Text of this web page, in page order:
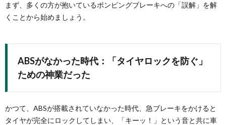
まず、多くの方が抱いているポンピングブレーキへの「誤解」を解
くことから始めましょう。
ABSがなかった時代：「タイヤロックを防ぐ」
ための神業だった
かつて、ABSが搭載されていなかった時代、急ブレーキをかけると
タイヤが完全にロックしてしまい、「キーッ！」という音と共に車